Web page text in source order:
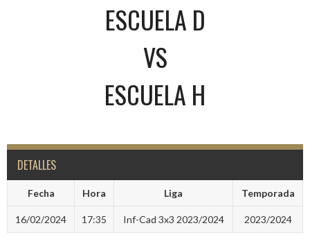
ESCUELA D
VS
ESCUELA H
DETALLES
Fecha Hora Liga Temporada
16/02/2024 17:35 Inf-Cad 3x3 2023/2024 2023/2024